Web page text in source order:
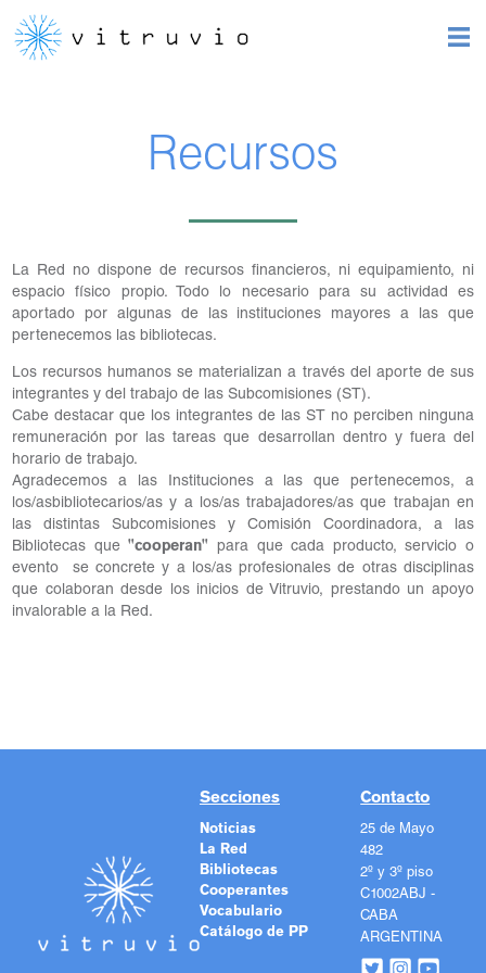
Recursos
La Red no dispone de recursos financieros, ni equipamiento, ni
espacio físico propio. Todo lo necesario para su actividad es
aportado por algunas de las instituciones mayores a las que
pertenecemos las bibliotecas.
Los recursos humanos se materializan a través del aporte de sus
integrantes y del trabajo de las Subcomisiones (ST).
Cabe destacar que los integrantes de las ST no perciben ninguna
remuneración por las tareas que desarrollan dentro y fuera del
horario de trabajo.
Agradecemos a las Instituciones a las que pertenecemos, a
los/asbibliotecarios/as y a los/as trabajadores/as que trabajan en
las distintas Subcomisiones y Comisión Coordinadora, a las
Bibliotecas que"cooperan"
para que cada producto, servicio o
evento
se concrete y a los/as profesionales de otras disciplinas
que colaboran desde los inicios de Vitruvio, prestando un apoyo
invalorable a la Red.
Secciones
Noticias
La Red
Bibliotecas
Cooperantes
Vocabulario
Catálogo de PP
Contacto
25 de Mayo
482
2º y 3º piso
C1002ABJ -
CABA
ARGENTINA